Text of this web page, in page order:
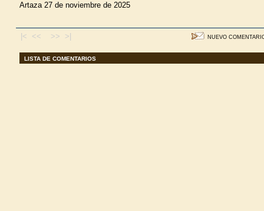
Artaza 27 de noviembre de 2025
|< << >> >| NUEVO
LISTA DE COMENTARIOS